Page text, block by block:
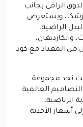
الراقي بجانب
ويستعرض
الراضية،
من المعتاد مع كود
نجد مجموعة
العالمية
الرياضية،
أسعار الأحذية